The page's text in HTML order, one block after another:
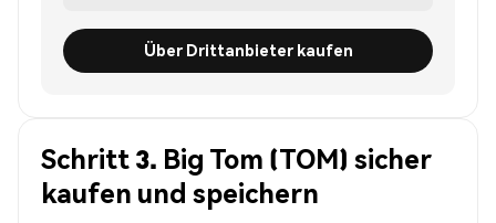
Über Drittanbieter kaufen
Schritt 3. Big Tom (TOM) sicher
kaufen und speichern